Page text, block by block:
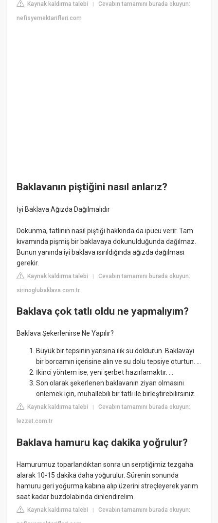
Kaynak kaldırma talebi |Cevabın tamamını burada okuyun:
nefisyemektarifleri.com
Baklavanın piştiğini nasıl anlarız?
İyi Baklava Ağızda Dağılmalıdır
Dokunma, tatlının nasıl piştiği hakkında da ipucu verir. Tam
kıvamında pişmiş bir baklavaya dokunulduğunda dağılmaz.
Bunun yanında iyi baklava ısırıldığında ağızda dağılması
gerekir.
Kaynak kaldırma talebi |Cevabın tamamını burada okuyun:
sirinoglubaklava.com.tr
Baklava çok tatlı oldu ne yapmalıyım?
Baklava Şekerlenirse Ne Yapılır?
Büyük bir tepsinin yarısına ılık su doldurun. Baklavayı
bir borcamın içerisine alın ve su dolu tepsiye oturtun. ...
İkinci yöntem ise, yeni şerbet hazırlamaktır. ...
Son olarak şekerlenen baklavanın ziyan olmasını
önlemek için, muhallebili bir tatlı ile birleştirebilirsiniz.
Kaynak kaldırma talebi |Cevabın tamamını burada okuyun:
lezzet.com.tr
Baklava hamuru kaç dakika yoğrulur?
Hamurumuz toparlandıktan sonra un serptiğimiz tezgaha
alarak 10-15 dakika daha yoğurulur. Sürenin sonunda
hamuru geri yoğurma kabına alıp üzerini streçleyerek yarım
saat kadar buzdolabında dinlendirelim.
Kaynak kaldırma talebi |Cevabın tamamını burada okuyun: